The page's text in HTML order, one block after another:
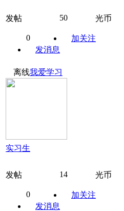
发帖 50 光币
0
加关注
发消息
离线我爱学习
实习生
发帖 14 光币
0
加关注
发消息